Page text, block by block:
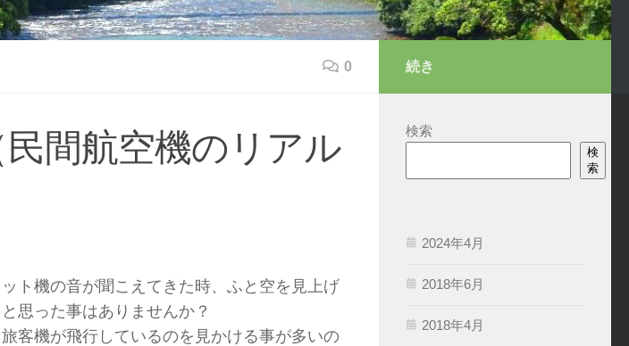
0
民間航空機のリアル
ト機の音が聞こえてきた時、ふと空を見上げ
思った事はありませんか？
客機が飛行しているのを見かける事が多いの
続き
検索
検
索
2024年4月
2018年6月
2018年4月